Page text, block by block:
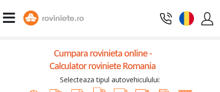
Cumpara rovinieta online -
Calculator roviniete Romania
Selecteaza tipul autovehiculului: